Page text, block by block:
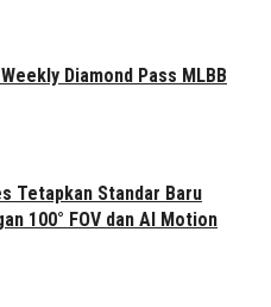
Diamond Pass MLBB
Tetapkan Standar Baru
100° FOV dan AI Motion